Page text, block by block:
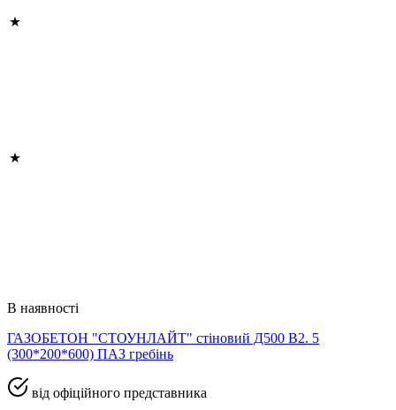
В наявності
ГАЗОБЕТОН "СТОУНЛАЙТ" стіновий Д500 В2. 5
(300*200*600) ПАЗ гребінь
від офіційного представника